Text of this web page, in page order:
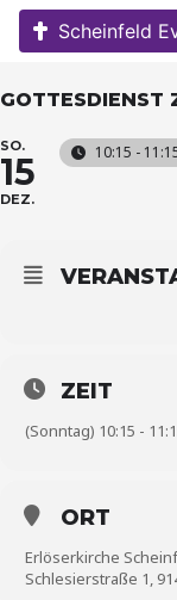
Skip
Scheinfeld
GOTTESDIENST
SO.
15
DEZ.
10:15 -
ZEIT
(Sonntag) 10:15 -
ORT
Erlöserkirche
Schlesierstraße 1,